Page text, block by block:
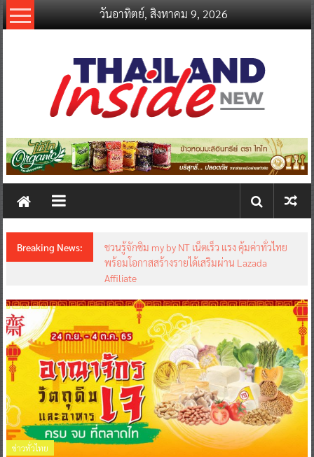
Skip
to
วันอาทิตย์, สิงหาคม 9, 2026
thailandinsidenew.com
Thailand
New
Breaking News:
ชวนรู้จักซิม my by NT เน็ตเร็ว แรง คุ้มค่าทั่วไทย
พร้อมโอกาสสร้างรายได้เสริมผ่าน Lazada
Affiliate
ข่าวทั่วไทย